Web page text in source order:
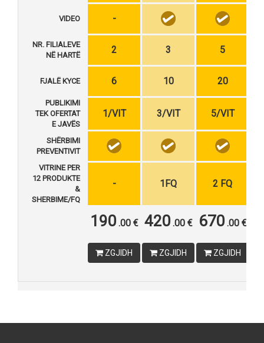
VIDEO -
NR. FILIALEVE
NË HARTË
2 3 5
FJALË KYCE 6 10 20
PUBLIKIMI
TEK OFERTAT
E JAVËS
1/VIT 3/VIT 5/VIT
SHËRBIMI
PREVENTIVIT
VITRINE PER
12 PRODUKTE
&
SHERBIME/FQ
- 1FQ 2 FQ
190 .00 € 420 .00 € 670 .00 €
ZGJIDH ZGJIDH ZGJIDH